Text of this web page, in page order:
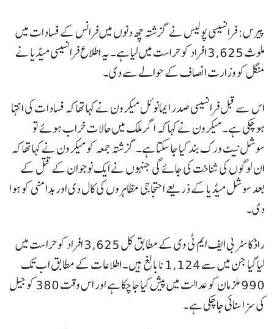
پیرس: فرانسیسی پولیس نے گزشتہ چھ دنوں میں فرانس کے فسادات میں
ملوث 3,625 افراد کو حراست میں لیا ہے۔ یہ اطلاع فرانسیسی میڈیا نے
منگل کو وزارت انصاف کے حوالے سے دی۔
اس سے قبل فرانسیسی صدر ایمانوئل میکرون نے کہا تھا کہ فسادات کی انتہا
ہو چکی ہے۔ میکرون نے کہا کہ اگر ملک میں حالات خراب ہوئے تو
سوشل نیٹ ورک بند کیا جا سکتا ہے۔ گزشتہ جمعہ کو میکرون نے کہا تھا کہ
ان لوگوں کی شناخت کی جائے گی جنہوں نے ایک نوجوان کے قتل کے
بعد سوشل میڈیا کے ذریعے احتجاجی مظاہروں کی کال دی اور بدامنی کو ہوا
دی۔
راڈکاسٹر بی ایف ایم ٹی وی کے مطابق کل 3,625 افراد کو حراست میں
لیا گیا جن میں سے 1,124 نابالغ ہیں۔ اطلاعات کے مطابق اب تک
990 ملزمان کو عدالت میں پیش کیا جا چکا ہے اور اس وقت 380 کو جیل
کی سزا سنائی جا چکی ہے۔